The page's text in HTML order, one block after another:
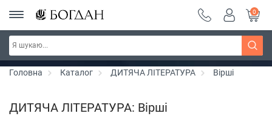
РОЗПРОДАЖ ~ 150 грн ~ 200 грн ~ 250 грн ~
300 грн ~ РОЗПРОДАЖ
Дізнатись більше
0
Головна Каталог ДИТЯЧА ЛІТЕРАТУРА Вірші
ДИТЯЧА ЛІТЕРАТУРА: Вірші